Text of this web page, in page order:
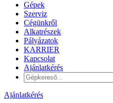
Gépek
Szerviz
Cégünkről
Alkatrészek
Pályázatok
KARRIER
Kapcsolat
Ajánlatkérés
Ajánlatkérés